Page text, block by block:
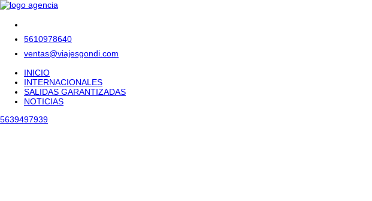
5610978640
ventas@viajesgondi.com
INICIO
INTERNACIONALES
SALIDAS GARANTIZADAS
NOTICIAS
5639497939